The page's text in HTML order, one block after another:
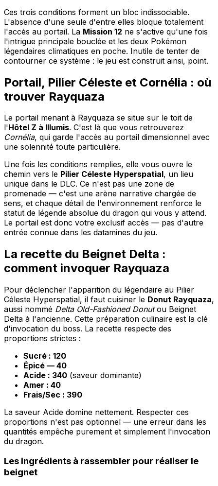
Ces trois conditions forment un bloc indissociable.
L'absence d'une seule d'entre elles bloque totalement
l'accès au portail. La Mission 12 ne s'active qu'une fois
l'intrigue principale bouclée et les deux Pokémon
légendaires climatiques en poche. Inutile de tenter de
contourner ce système : le jeu est construit ainsi, point.
Portail, Pilier Céleste et Cornélia : où
trouver Rayquaza
Le portail menant à Rayquaza se situe sur le toit de
l'Hôtel Z à Illumis. C'est là que vous retrouverez
Cornélia, qui garde l'accès au portail dimensionnel avec
une solennité toute particulière.
Une fois les conditions remplies, elle vous ouvre le
chemin vers le Pilier Céleste Hyperspatial, un lieu
unique dans le DLC. Ce n'est pas une zone de
promenade — c'est une arène narrative chargée de
sens, et chaque détail de l'environnement renforce le
statut de légende absolue du dragon qui vous y attend.
Le portail est donc votre exclusif accès — pas d'autre
entrée connue dans les datamines du jeu.
La recette du Beignet Delta :
comment invoquer Rayquaza
Pour déclencher l'apparition du légendaire au Pilier
Céleste Hyperspatial, il faut cuisiner le Donut Rayquaza,
aussi nommé Delta Old-Fashioned Donutou Beignet
Delta à l'ancienne. Cette préparation culinaire est la clé
d'invocation du boss. La recette respecte des
proportions strictes :
Sucré : 120
Épicé — 40
Acide : 340 (saveur dominante)
Amer : 40
Frais/Sec : 390
La saveur Acide domine nettement. Respecter ces
proportions n'est pas optionnel — une erreur dans les
quantités empêche purement et simplement l'invocation
du dragon.
Les ingrédients à rassembler pour réaliser le
beignet